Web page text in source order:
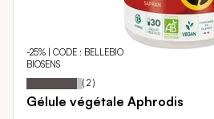
-25% | CODE : BELLEBIO
BIOSENS
Notation: 90
% of
( 2 )
Gélule végétale Aphrodis